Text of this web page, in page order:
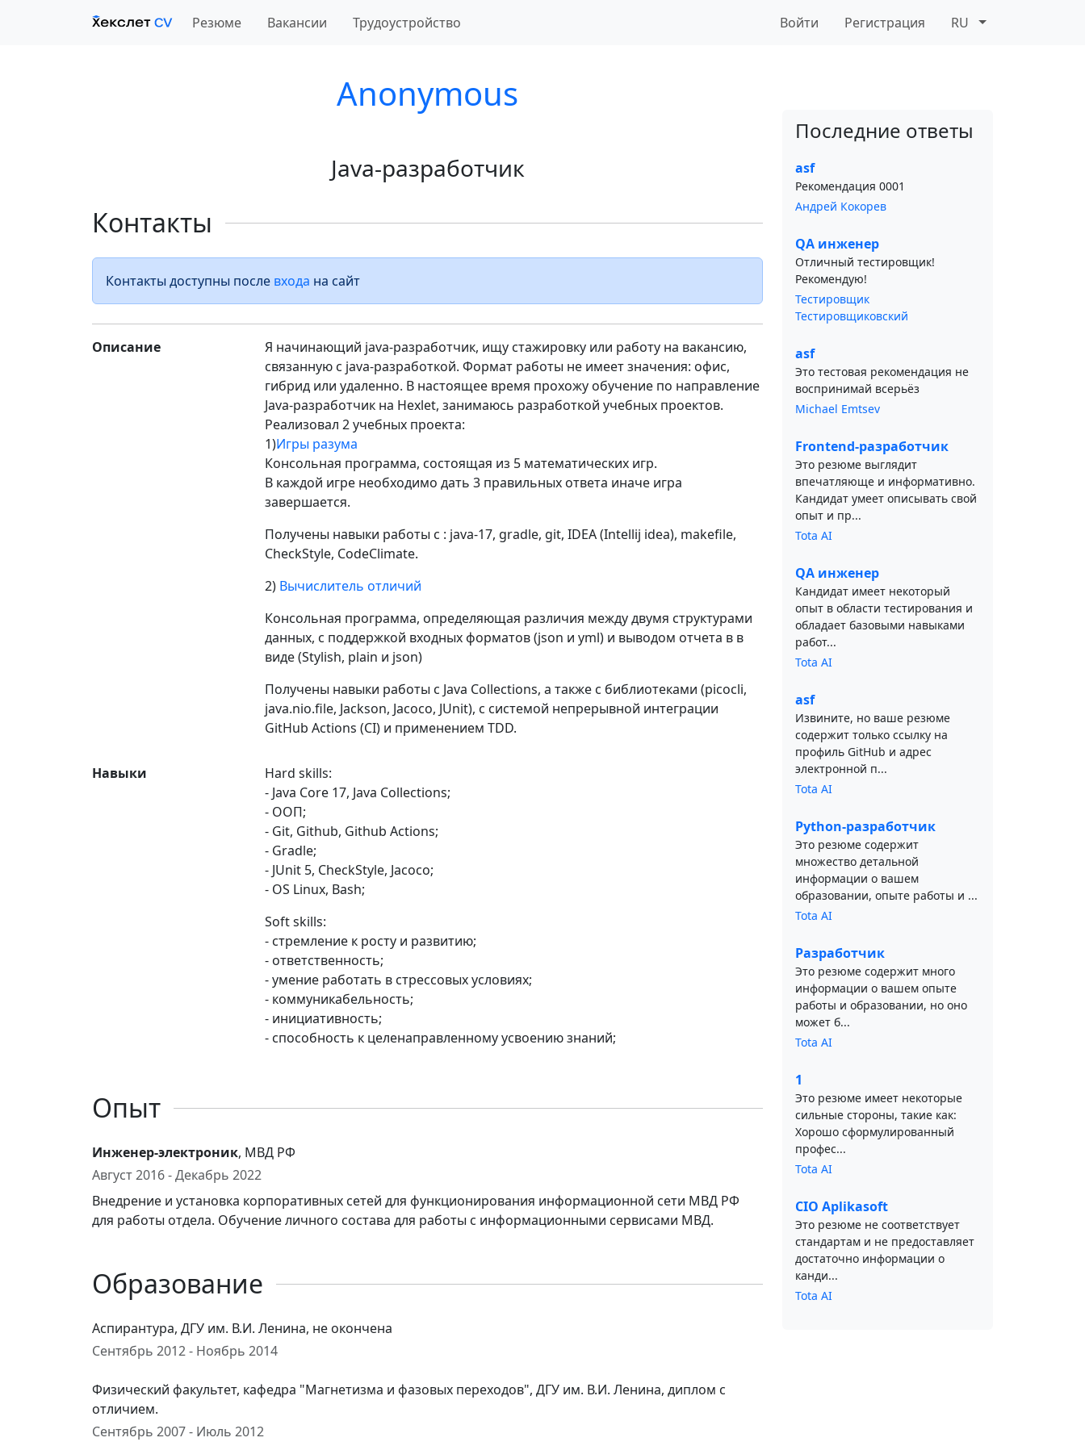
Резюме Вакансии Трудоустройство Войти Регистрация RU
Anonymous
Java-разработчик
Контакты
Контакты доступны после входа на сайт
Описание
Я начинающий java-разработчик, ищу стажировку или работу на вакансию,
связанную с java-разработкой. Формат работы не имеет значения: офис,
гибрид или удаленно. В настоящее время прохожу обучение по направление
Java-разработчик на Hexlet, занимаюсь разработкой учебных проектов.
Реализовал 2 учебных проекта:
1)Игры разума
Консольная программа, состоящая из 5 математических игр.
В каждой игре необходимо дать 3 правильных ответа иначе игра
завершается.
Получены навыки работы с : java-17, gradle, git, IDEA (Intellij idea), makefile,
CheckStyle, CodeClimate.
2) Вычислитель отличий
Консольная программа, определяющая различия между двумя структурами
данных, с поддержкой входных форматов (json и yml) и выводом отчета в в
виде (Stylish, plain и json)
Получены навыки работы с Java Collections, а также с библиотеками (picocli,
java.nio.file, Jackson, Jacoco, JUnit), с системой непрерывной интеграции
GitHub Actions (CI) и применением TDD.
Навыки
Hard skills:
- Java Core 17, Java Collections;
- ООП;
- Git, Github, Github Actions;
- Gradle;
- JUnit 5, CheckStyle, Jacoco;
- OS Linux, Bash;
Soft skills:
- стремление к росту и развитию;
- ответственность;
- умение работать в стрессовых условиях;
- коммуникабельность;
- инициативность;
- способность к целенаправленному усвоению знаний;
Опыт
Инженер-электроник, МВД РФ
Август 2016 - Декабрь 2022
Внедрение и установка корпоративных сетей для функционирования информационной сети МВД РФ
для работы отдела. Обучение личного состава для работы с информационными сервисами МВД.
Образование
Аспирантура, ДГУ им. В.И. Ленина, не окончена
Сентябрь 2012 - Ноябрь 2014
Физический факультет, кафедра "Магнетизма и фазовых переходов", ДГУ им. В.И. Ленина, диплом с
отличием.
Сентябрь 2007 - Июль 2012
Последние ответы
asf
Рекомендация 0001
Андрей Кокорев
QA инженер
Отличный тестировщик!
Рекомендую!
Тестировщик
Тестировщиковский
asf
Это тестовая рекомендация не
воспринимай всерьёз
Michael Emtsev
Frontend-разработчик
Это резюме выглядит
впечатляюще и информативно.
Кандидат умеет описывать свой
опыт и пр...
Tota AI
QA инженер
Кандидат имеет некоторый
опыт в области тестирования и
обладает базовыми навыками
работ...
Tota AI
asf
Извините, но ваше резюме
содержит только ссылку на
профиль GitHub и адрес
электронной п...
Tota AI
Python-разработчик
Это резюме содержит
множество детальной
информации о вашем
образовании, опыте работы и ...
Tota AI
Разработчик
Это резюме содержит много
информации о вашем опыте
работы и образовании, но оно
может б...
Tota AI
1
Это резюме имеет некоторые
сильные стороны, такие как:
Хорошо сформулированный
профес...
Tota AI
CIO Aplikasoft
Это резюме не соответствует
стандартам и не предоставляет
достаточно информации о
канди...
Tota AI